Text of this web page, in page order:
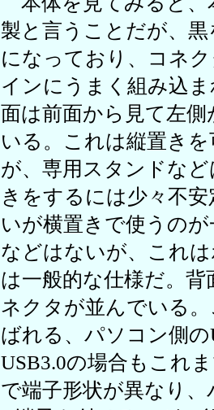
製と言うことだが、
になっており、コネ
インにうまく組み込
面は前面から見て左
いる。これは縦置き
が、専用スタンドな
きをするには少々不
いが横置きで使うの
などはないが、これ
は一般的な仕様だ。
ネクタが並んでいる
ばれる、パソコン側
USB3.0の場合もこれ
で端子形状が異なり